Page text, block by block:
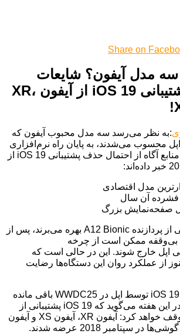
Share on
سه مدل آیفون؟ شایعات
درباره عدم پشتیبانی iOS 19 از آیفون XR،
:به نظر می‌رسد سه مدل محبوب آیفون که
محسوب می‌شدند، به پایان راه نرم‌افزاری
خود نزدیک می‌شوند. منابع آگاه از احتمال حذف پشتیبانی iOS 19 از
این سه مدل که همگی از پردازنده A12 Bionic بهره می‌برند، پس از
بی‌وقفه ممکن است از چرخه
اپل خارج شوند. این در حالی است که
از عملکرد روان این دستگاه‌ها رضایت
تنها دو ماه تا معرفی iOS 19 توسط اپل در WWDC25 باقی مانده
است. شایعه جدیدی در این هفته می‌گوید که iOS 19 پشتیبانی از
سه مدل آیفون را متوقف خواهد کرد: آیفون XR، آیفون XS و آیفون